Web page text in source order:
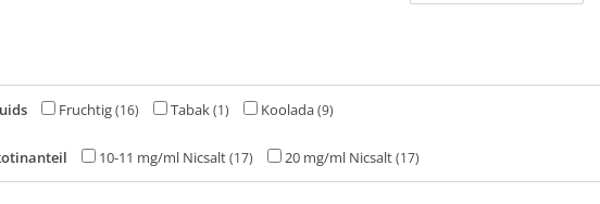
Fruchtig(16) Tabak(1) Koolada(9)
10-11 mg/ml Nicsalt(17) 20 mg/ml Nicsalt(17)